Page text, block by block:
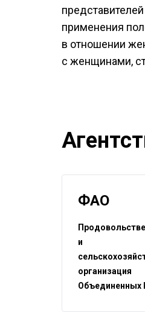
применения
в отношении
с женщинами,
ФАО
и
организация
Объединенных